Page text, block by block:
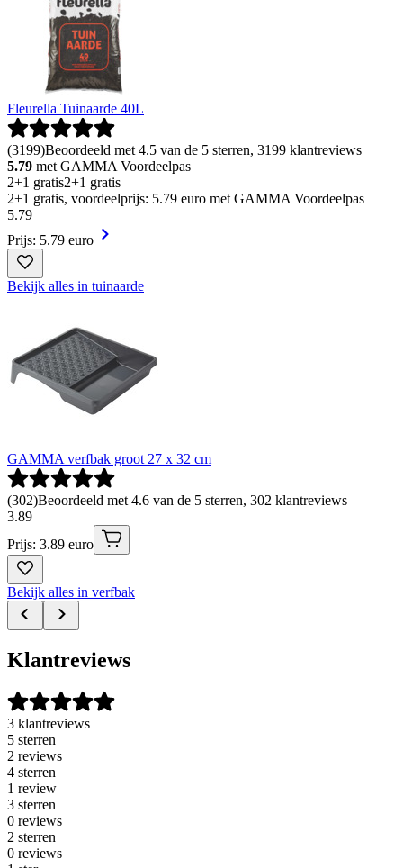
Fleurella Tuinaarde 40L
(3199)Beoordeeld met 4.5 van de 5 sterren, 3199 klantreviews
5.79 met GAMMA Voordeelpas
2+1 gratis2+1 gratis
2+1 gratis, voordeelprijs: 5.79 euro met GAMMA Voordeelpas
5.79
Prijs: 5.79 euro
Bekijk alles in tuinaarde
GAMMA verfbak groot 27 x 32 cm
(302)Beoordeeld met 4.6 van de 5 sterren, 302 klantreviews
3.89
Prijs: 3.89 euro
Bekijk alles in verfbak
Klantreviews
3 klantreviews
5 sterren
2 reviews
4 sterren
1 review
3 sterren
0 reviews
2 sterren
0 reviews